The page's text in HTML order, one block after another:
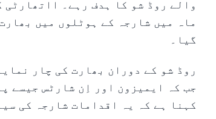
گیا۔
روڈ شو کے دوران بھارت کی چار
جب کہ ایمیزون اور اِن شارٹس جیسے
کہنا ہے کہ یہ اقدامات شارجہ کی